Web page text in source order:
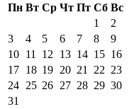
Пн Вт Ср Чт Пт Сб Вс
1
2
3
4 5 6 7 8
9
10 11 12 13 14 15 16
17 18 19 20 21 22 23
24 25 26 27 28 29 30
31